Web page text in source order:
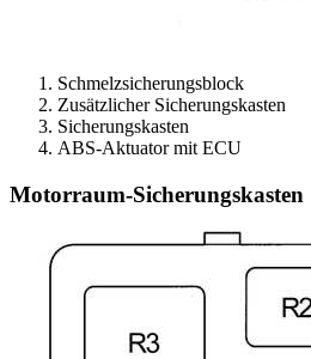
Schmelzsicherungsblock
Zusätzlicher Sicherungskasten
Sicherungskasten
ABS-Aktuator mit ECU
Motorraum-Sicherungskasten